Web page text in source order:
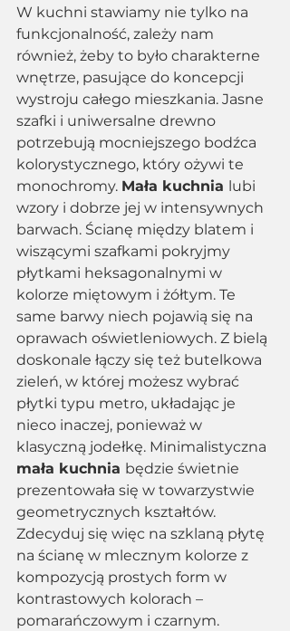
W kuchni stawiamy nie tylko na
funkcjonalność, zależy nam
również, żeby to było charakterne
wnętrze, pasujące do koncepcji
wystroju całego mieszkania. Jasne
szafki i uniwersalne drewno
potrzebują mocniejszego bodźca
kolorystycznego, który ożywi te
monochromy. Mała kuchnia lubi
wzory i dobrze jej w intensywnych
barwach. Ścianę między blatem i
wiszącymi szafkami pokryjmy
płytkami heksagonalnymi w
kolorze miętowym i żółtym. Te
same barwy niech pojawią się na
oprawach oświetleniowych. Z bielą
doskonale łączy się też butelkowa
zieleń, w której możesz wybrać
płytki typu metro, układając je
nieco inaczej, ponieważ w
klasyczną jodełkę. Minimalistyczna
mała kuchnia będzie świetnie
prezentowała się w towarzystwie
geometrycznych kształtów.
Zdecyduj się więc na szklaną płytę
na ścianę w mlecznym kolorze z
kompozycją prostych form w
kontrastowych kolorach –
pomarańczowym i czarnym.